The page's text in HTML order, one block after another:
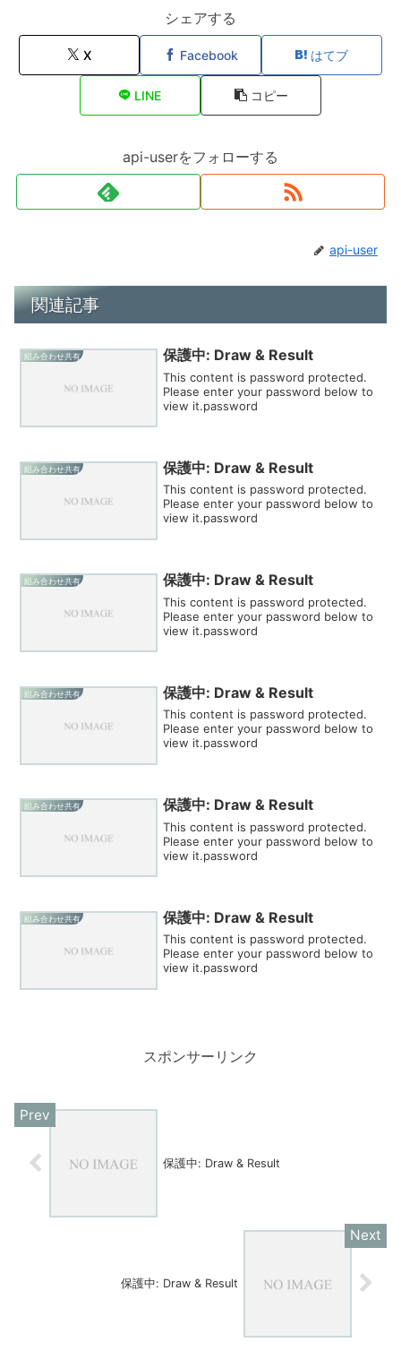
シェアする
X Facebook はてブ
LINE コピー
api-userをフォローする
api-user
関連記事
組み合わせ共有 保護中: Draw & Result
This content is password protected.
Please enter your password below to
view it.password
組み合わせ共有 保護中: Draw & Result
This content is password protected.
Please enter your password below to
view it.password
組み合わせ共有 保護中: Draw & Result
This content is password protected.
Please enter your password below to
view it.password
組み合わせ共有 保護中: Draw & Result
This content is password protected.
Please enter your password below to
view it.password
組み合わせ共有 保護中: Draw & Result
This content is password protected.
Please enter your password below to
view it.password
組み合わせ共有 保護中: Draw & Result
This content is password protected.
Please enter your password below to
view it.password
スポンサーリンク
保護中: Draw & Result
保護中: Draw & Result